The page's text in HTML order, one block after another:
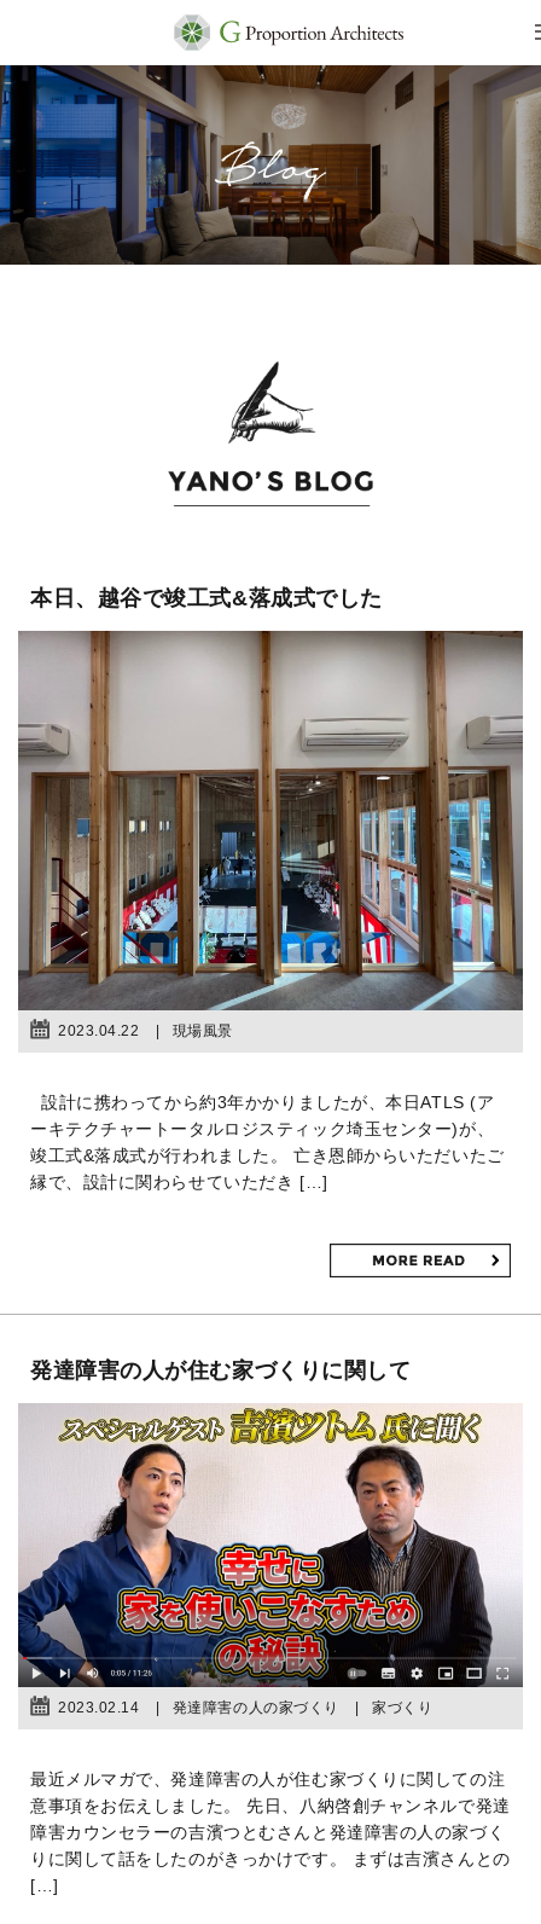
本日、越谷で竣工式&落成式でした
2023.04.22 現場風景
設計に携わってから約3年かかりましたが、本日ATLS (ア
ーキテクチャートータルロジスティック埼玉センター)が、
竣工式&落成式が行われました。 亡き恩師からいただいたご
縁で、設計に関わらせていただき […]
発達障害の人が住む家づくりに関して
2023.02.14 発達障害の人の家づくり 家づくり
最近メルマガで、発達障害の人が住む家づくりに関しての注
意事項をお伝えしました。 先日、八納啓創チャンネルで発達
障害カウンセラーの吉濱つとむさんと発達障害の人の家づく
りに関して話をしたのがきっかけです。 まずは吉濱さんとの
[…]